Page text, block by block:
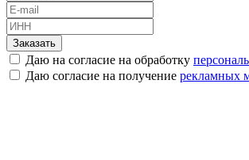
Заказать
Даю на согласие на обработку
Даю согласие на получение рекламных